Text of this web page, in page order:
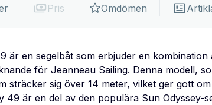
Pris Omdömen
är en segelbåt som erbjuder en
för Jeanneau Sailing. Denna modell,
sträcker sig över 14 meter, vilket ger gott
49 är en del av den populära Sun Odyssey-